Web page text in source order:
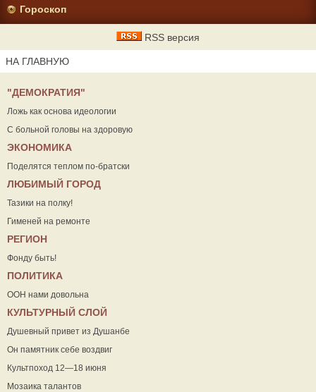
Гороскоп
RSS версия
НА ГЛАВНУЮ
"ДЕМОКРАТИЯ"
Ложь как основа идеологии
С больной головы на здоровую
ЭКОНОМИКА
Поделятся теплом по-братски
ЛЮБИМЫЙ ГОРОД
Тазики на полку!
Гименей на ремонте
РЕГИОН
Фонду быть!
ПОЛИТИКА
ООН нами довольна
КУЛЬТУРНЫЙ СЛОЙ
Душевный привет из Душанбе
Он памятник себе воздвиг
Культпоход 12—18 июня
Мозаика талантов